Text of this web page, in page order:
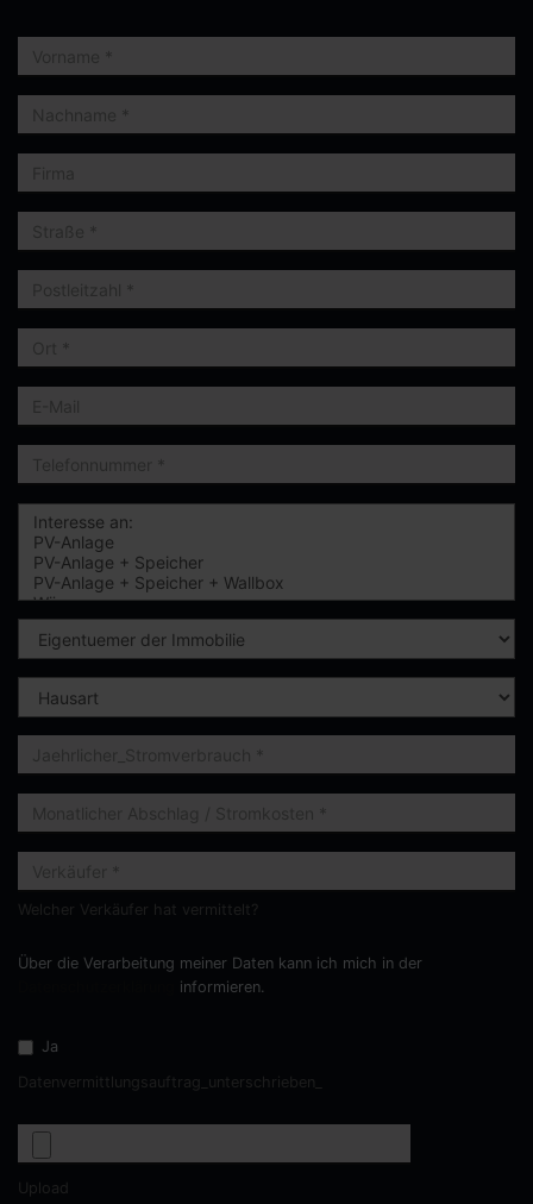
Welcher Verkäufer hat vermittelt?
Über die Verarbeitung meiner Daten kann ich mich in der
informieren.
Ja
Datenvermittlungsauftrag_unterschrieben_
Upload